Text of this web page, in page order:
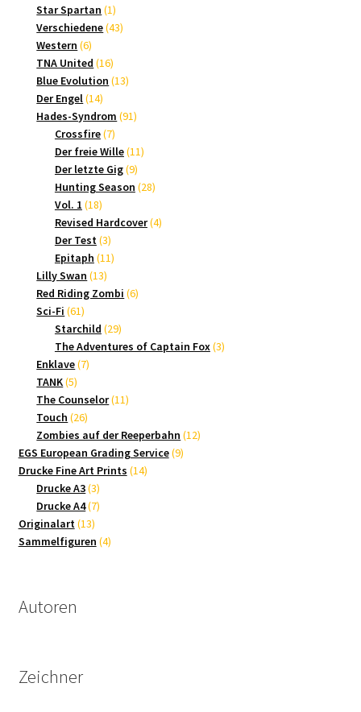
Star Spartan 11
Produkt
Verschiedene 4343
Western 66
Produkte
TNA United 1616
Produkte
Blue Evolution 1313
Der Engel 1414
Produkte
Hades-Syndrom 9191
Crossfire 77
Produkte
Der freie Wille 1111
Der letzte Gig 99
Produkte
Hunting Season 2828
Vol. 1 1818
Produkte
Revised Hardcover 44
Der Test 33
Produkte
Epitaph 1111
Lilly Swan 1313
Produkte
Red Riding Zombi 66
Sci-Fi 6161
Produkte
Starchild 2929
Produkte
The Adventures of Captain Fox 33
Enklave 77
TANK 55
Produkte
The Counselor 1111
Touch 2626
Produkte
Zombies auf der Reeperbahn 1212
EGS European Grading Service 99
Drucke Fine Art Prints 1414
Drucke A3 33
Produkte
Drucke A4 77
Originalart 1313
Produkte
Sammelfiguren 44
Autoren
Zeichner